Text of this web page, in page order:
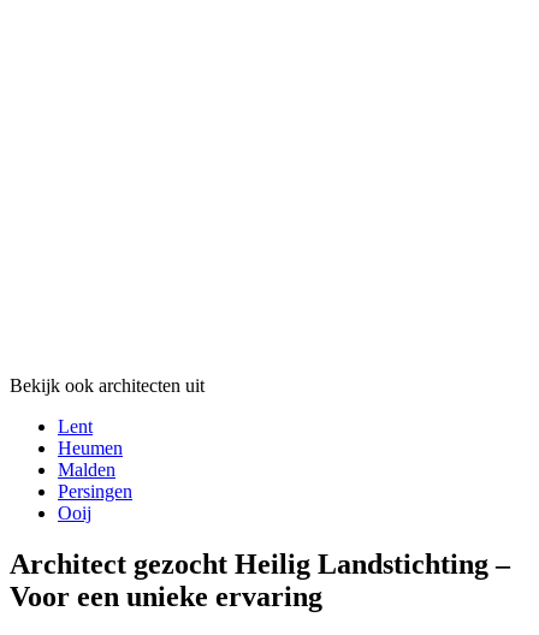
Bekijk ook architecten uit
Lent
Heumen
Malden
Persingen
Ooij
Architect gezocht Heilig Landstichting –
Voor een unieke ervaring